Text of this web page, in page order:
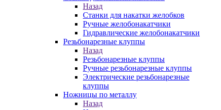
Назад
Станки для накатки желобков
Ручные желобонакатчики
Гидравлические желобонакатчики
Резьбонарезные клуппы
Назад
Резьбонарезные клуппы
Ручные резьбонарезные клуппы
Электрические резьбонарезные
клуппы
Ножницы по металлу
Назад